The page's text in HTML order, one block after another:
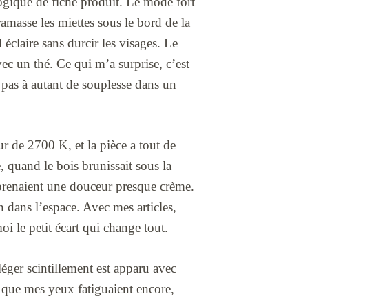
les miettes sous le bord de la
sans durcir les visages. Le
un thé. Ce qui m’a surprise, c’est
à autant de souplesse dans un
de 2700 K, et la pièce a tout de
quand le bois brunissait sous la
une douceur presque crème.
l’espace. Avec mes articles,
le petit écart qui change tout.
scintillement est apparu avec
mes yeux fatiguaient encore,